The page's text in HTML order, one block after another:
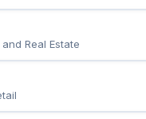
Real Estate